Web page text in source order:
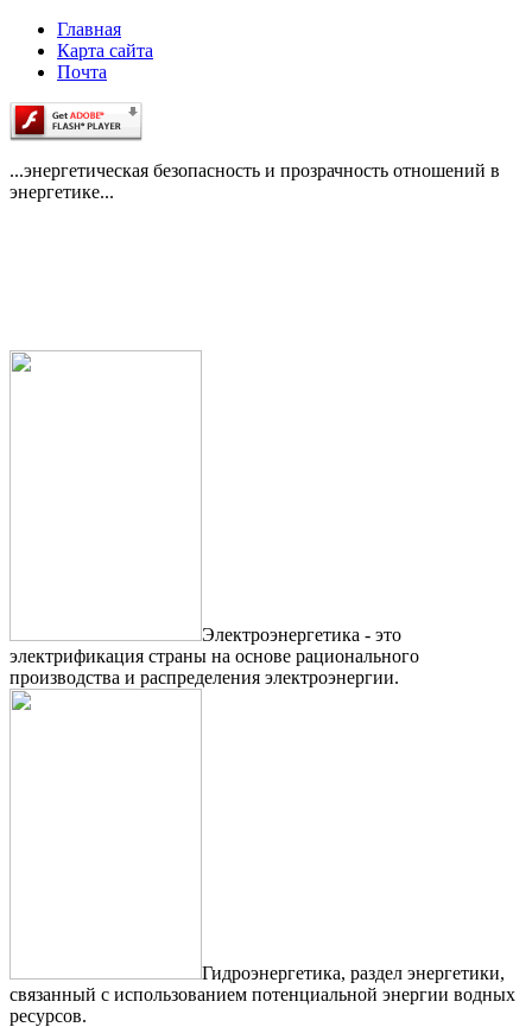
Главная
Карта сайта
Почта
...энергетическая безопасность и прозрачность отношений в
энергетике...
Электроэнергетика - это
электрификация страны на основе рационального
производства и распределения электроэнергии.
Гидроэнергетика, раздел энергетики,
связанный с использованием потенциальной энергии водных
ресурсов.